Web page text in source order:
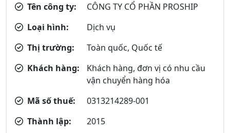
Tên công ty:
CÔNG TY CỔ PHẦN PROSHIP
Loại hình:
Dịch vụ
Thị trường:
Toàn quốc, Quốc tế
Khách hàng:
Khách hàng, đơn vị có nhu cầu
vận chuyển hàng hóa
Mã số thuế:
0313214289-001
Thành lập:
2015